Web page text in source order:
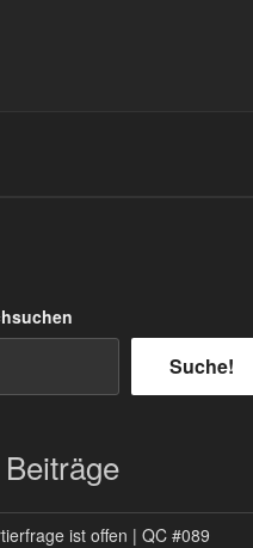
Suche!
ist offen | QC #089